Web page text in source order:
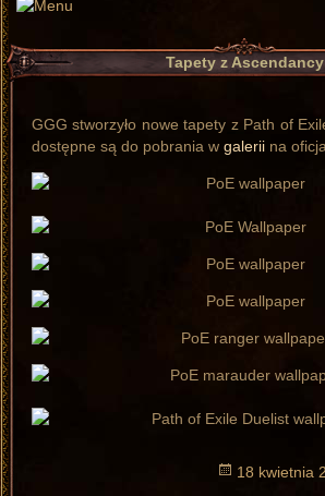
Tapety z Ascendancy
GGG stworzyło nowe tapety z Path of
dostępne są do pobrania w galerii na
18 kwietnia